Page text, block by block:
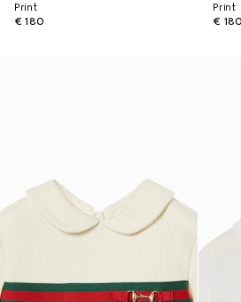
Print
€ 180
Print
€ 180